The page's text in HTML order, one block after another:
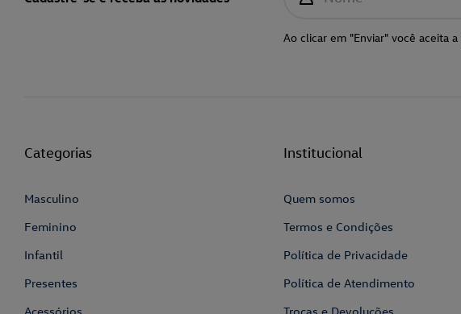
Ao clicar em "Enviar" você aceita a
Categorias
Masculino
Feminino
Infantil
Presentes
Institucional
Quem somos
Termos e Condições
Política de Privacidade
Política de Atendimento